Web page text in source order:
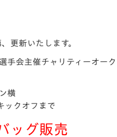
更新いたします。
手会主催チャリティーオー
横
ックオフまで
ッグ販売